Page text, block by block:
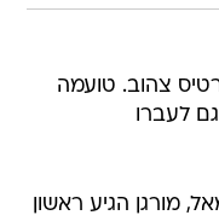
צהוב. טועמה
לעברו
מורגן הגיע ראשון